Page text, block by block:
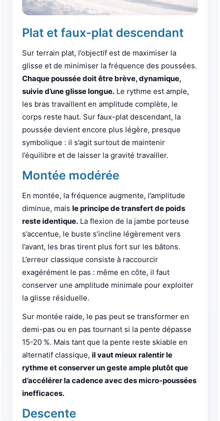
Plat et faux-plat descendant
Sur terrain plat, l’objectif est de maximiser la
glisse et de minimiser la fréquence des poussées.
Chaque poussée doit être brève, dynamique,
suivie d’une glisse longue. Le rythme est ample,
les bras travaillent en amplitude complète, le
corps reste haut. Sur faux-plat descendant, la
poussée devient encore plus légère, presque
symbolique : il s’agit surtout de maintenir
l’équilibre et de laisser la gravité travailler.
Montée modérée
En montée, la fréquence augmente, l’amplitude
diminue, mais le principe de transfert de poids
reste identique. La flexion de la jambe porteuse
s’accentue, le buste s’incline légèrement vers
l’avant, les bras tirent plus fort sur les bâtons.
L’erreur classique consiste à raccourcir
exagérément le pas : même en côte, il faut
conserver une amplitude minimale pour exploiter
la glisse résiduelle.
Sur montée raide, le pas peut se transformer en
demi-pas ou en pas tournant si la pente dépasse
15-20 %. Mais tant que la pente reste skiable en
alternatif classique, il vaut mieux ralentir le
rythme et conserver un geste ample plutôt que
d’accélérer la cadence avec des micro-poussées
inefficaces.
Descente